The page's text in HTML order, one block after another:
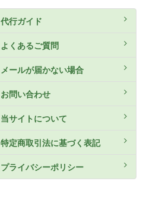
代行ガイド
よくあるご質問
メールが届かない場合
お問い合わせ
当サイトについて
特定商取引法に基づく表記
プライバシーポリシー